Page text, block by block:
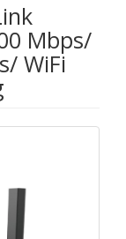
Mbps/
WiFi